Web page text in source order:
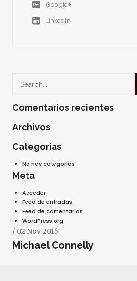
Google+
Linkedin
Comentarios recientes
Archivos
Categorías
No hay categorías
Meta
Acceder
Feed de entradas
Feed de comentarios
WordPress.org
/ 02 Nov 2016
Michael Connelly